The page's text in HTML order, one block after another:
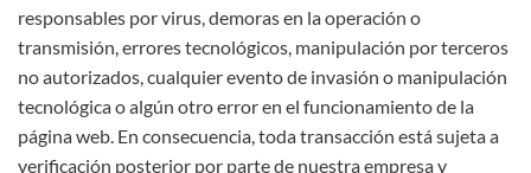
responsables por virus, demoras en la operación o
transmisión, errores tecnológicos, manipulación por terceros
no autorizados, cualquier evento de invasión o manipulación
tecnológica o algún otro error en el funcionamiento de la
página web. En consecuencia, toda transacción está sujeta a
verificación posterior por parte de nuestra empresa y